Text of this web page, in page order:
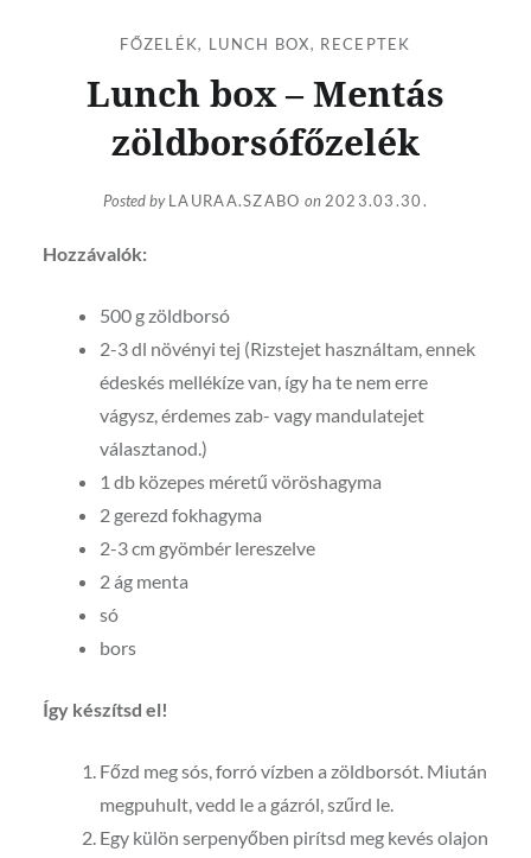
FŐZELÉK, LUNCH BOX, RECEPTEK
Lunch box – Mentás
zöldborsófőzelék
Posted byLAURAA.SZABO on 2023.03.30.
Hozzávalók:
500 g zöldborsó
2-3 dl növényi tej (Rizstejet használtam, ennek
édeskés mellékíze van, így ha te nem erre
vágysz, érdemes zab- vagy mandulatejet
választanod.)
1 db közepes méretű vöröshagyma
2 gerezd fokhagyma
2-3 cm gyömbér lereszelve
2 ág menta
só
bors
Így készítsd el!
Főzd meg sós, forró vízben a zöldborsót. Miután
megpuhult, vedd le a gázról, szűrd le.
Egy külön serpenyőben pirítsd meg kevés olajon